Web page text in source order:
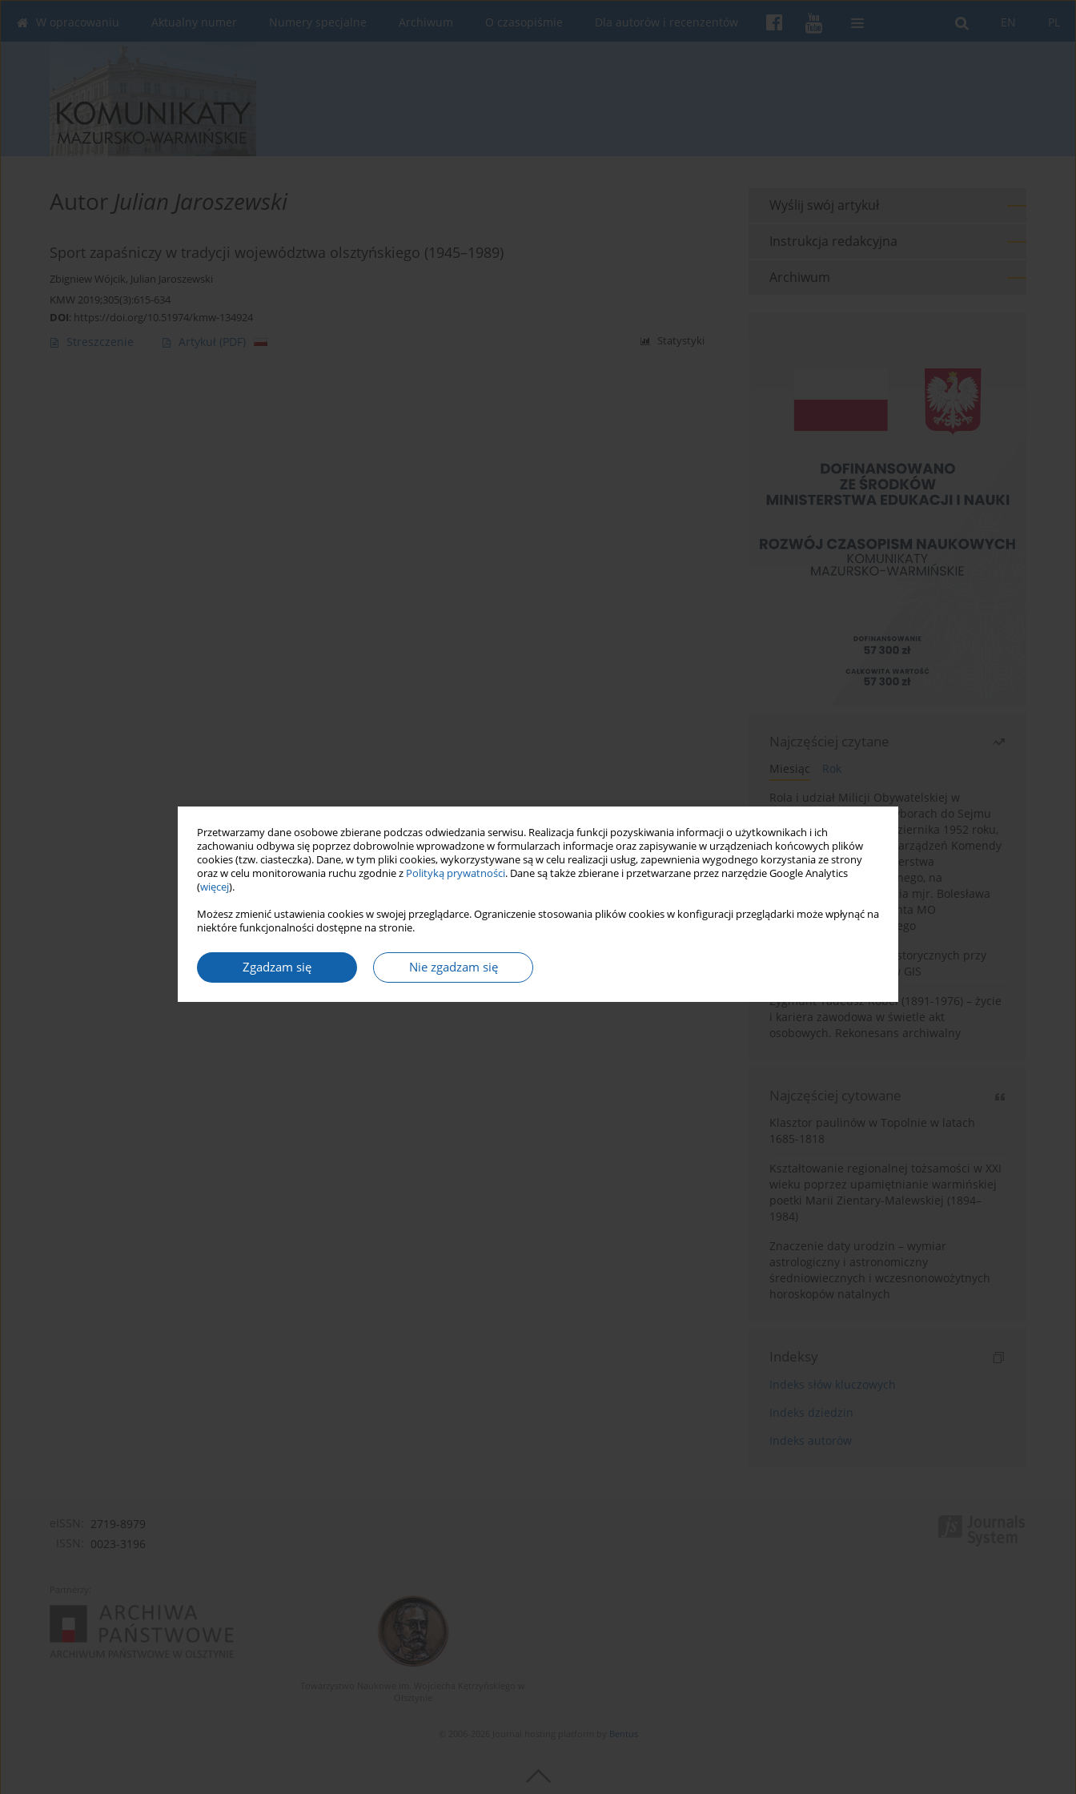
Przetwarzamy dane osobowe zbierane podczas odwiedzania serwisu. Realizacja funkcji pozyskiwania informacji o użytkownikach i ich
zachowaniu odbywa się poprzez dobrowolnie wprowadzone w formularzach informacje oraz zapisywanie w urządzeniach końcowych plików
cookies (tzw. ciasteczka). Dane, w tym pliki cookies, wykorzystywane są w celu realizacji usług, zapewnienia wygodnego korzystania ze strony
oraz w celu monitorowania ruchu zgodnie z Polityką prywatności. Dane są także zbierane i przetwarzane przez narzędzie Google Analytics
(więcej).
Możesz zmienić ustawienia cookies w swojej przeglądarce. Ograniczenie stosowania plików cookies w konfiguracji przeglądarki może wpłynąć na
niektóre funkcjonalności dostępne na stronie.
Zgadzam się Nie zgadzam się
PL
EN
W opracowaniu Aktualny numer Numery specjalne Archiwum O czasopiśmie Dla autorów i recenzentów
Autor Julian Jaroszewski
Sport zapaśniczy w tradycji województwa olsztyńskiego (1945–1989)
Zbigniew Wójcik, Julian Jaroszewski
KMW 2019;305(3):615-634
DOI: https://doi.org/10.51974/kmw-134924
Streszczenie Artykuł (PDF) Statystyki
Wyślij swój artykuł
Instrukcja redakcyjna
Archiwum
Najczęściej czytane
Miesiąc
Rok
Rola i udział Milicji Obywatelskiej w
kampanii wyborczej i wyborach do Sejmu
PRL I kadencji z 26 października 1952 roku,
w świetle wytycznych i zarządzeń Komendy
Głównej MO oraz Ministerstwa
Bezpieczeństwa Publicznego, na
przykładzie sprawozdania mjr. Bolesława
Wyszyńskiego komendanta MO
województwa olsztyńskiego
Granica w badaniach historycznych przy
wykorzystaniu serwerów GIS
Zygmunt Tadeusz Robel (1891-1976) – życie
i kariera zawodowa w świetle akt
osobowych. Rekonesans archiwalny
Najczęściej cytowane
Klasztor paulinów w Topolnie w latach
1685-1818
Kształtowanie regionalnej tożsamości w XXI
wieku poprzez upamiętnianie warmińskiej
poetki Marii Zientary-Malewskiej (1894–
1984)
Znaczenie daty urodzin – wymiar
astrologiczny i astronomiczny
średniowiecznych i wczesnonowożytnych
horoskopów natalnych
Indeksy
Indeks słów kluczowych
Indeks dziedzin
Indeks autorów
2719-8979
0023-3196
Bentus